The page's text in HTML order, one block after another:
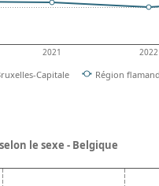
2021 2022
Capitale Région
le sexe - Belgique